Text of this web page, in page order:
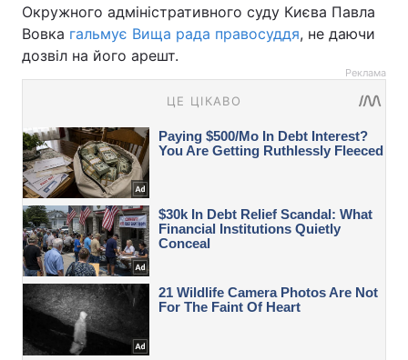
Окружного адміністративного суду Києва Павла
Вовка гальмує Вища рада правосуддя, не даючи
дозвіл на його арешт.
Реклама